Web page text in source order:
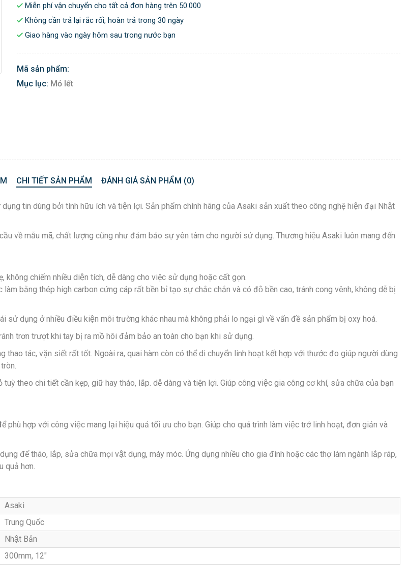
Miễn phí vận chuyển cho tất cả đơn hàng trên 50.000
Không cần trả lại rắc rối, hoàn trả trong 30 ngày
Giao hàng vào ngày hôm sau trong nước bạn
Mã sản phẩm:
Mục lục: Mỏ lết
CHI TIẾT SẢN PHẨM ĐÁNH GIÁ SẢN PHẨM (0)
tin dùng bởi tính hữu ích và tiện lợi. Sản phẩm chính hãng của Asaki sản xuất theo công nghệ hiện đại Nhật
về mẫu mã, chất lượng cũng như đảm bảo sự yên tâm cho người sử dụng. Thương hiệu Asaki luôn mang đến
không chiếm nhiều diện tích, dễ dàng cho việc sử dụng hoặc cất gọn.
bằng thép high carbon cứng cáp rất bền bỉ tạo sự chắc chắn và có độ bền cao, tránh cong vênh, không dễ bị
dụng ở nhiều điều kiện môi trường khác nhau mà không phải lo ngại gì về vấn đề sản phẩm bị oxy hoá.
trơn trượt khi tay bị ra mồ hôi đảm bảo an toàn cho bạn khi sử dụng.
tác, vặn siết rất tốt. Ngoài ra, quai hàm còn có thể di chuyển linh hoạt kết hợp với thước đo giúp người dùng
theo chi tiết cần kẹp, giữ hay tháo, lắp. dễ dàng và tiện lợi. Giúp công việc gia công cơ khí, sửa chữa của bạn
hợp với công việc mang lại hiệu quả tối ưu cho bạn. Giúp cho quá trình làm việc trở linh hoạt, đơn giản và
để tháo, lắp, sửa chữa mọi vật dụng, máy móc. Ứng dụng nhiều cho gia đình hoặc các thợ làm ngành lắp ráp,
quả hơn.
Asaki
Trung Quốc
Nhật Bản
300mm, 12″